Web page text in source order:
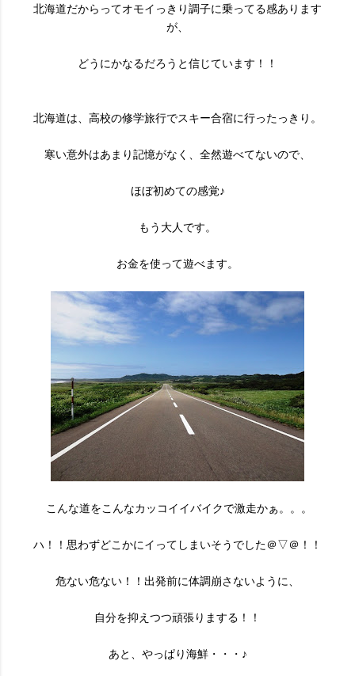
北海道だからってオモイっきり調子に乗ってる感あります
が、
どうにかなるだろうと信じています！！
北海道は、高校の修学旅行でスキー合宿に行ったっきり。
寒い意外はあまり記憶がなく、全然遊べてないので、
ほぼ初めての感覚♪
もう大人です。
お金を使って遊べます。
こんな道をこんなカッコイイバイクで激走かぁ。。。
ハ！！思わずどこかにイってしまいそうでした＠▽＠！！
危ない危ない！！出発前に体調崩さないように、
自分を抑えつつ頑張りまする！！
あと、やっぱり海鮮・・・♪